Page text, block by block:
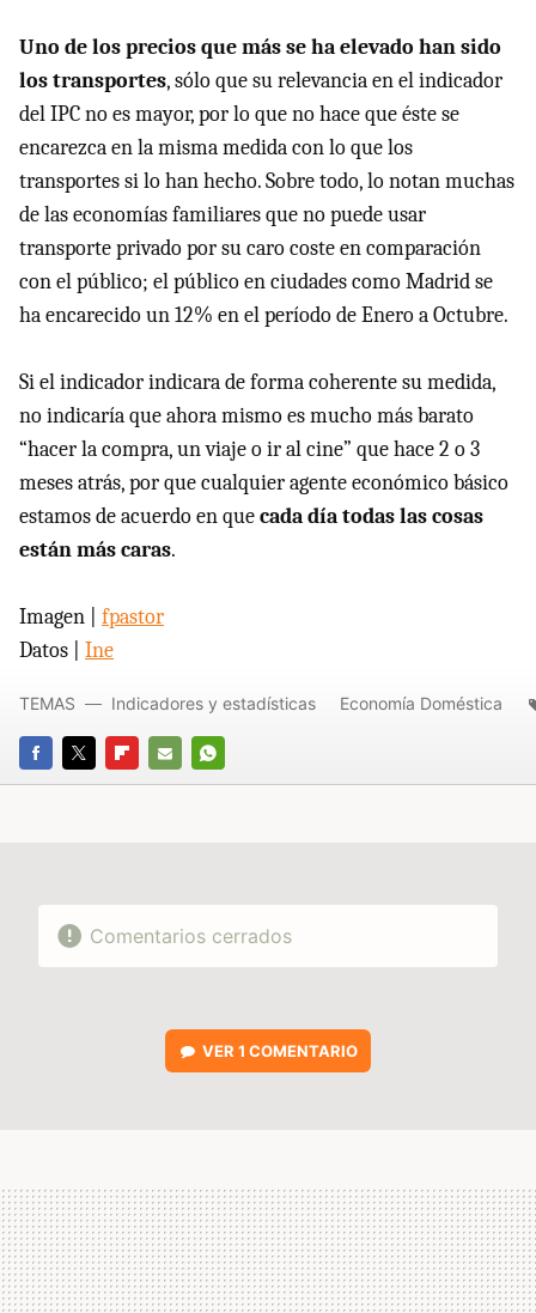
Uno de los precios que más se ha elevado han sido
los transportes, sólo que su relevancia en el indicador
delIPCno es mayor, por lo que no hace que éste se
encarezca en la misma medida con lo que los
transportes si lo han hecho. Sobre todo, lo notan muchas
de las economías familiares que no puede usar
transporte privado por su caro coste en comparación
con el público; el público en ciudades como Madrid se
ha encarecido un 12% en el período de Enero a Octubre.
Si el indicador indicara de forma coherente su medida,
no indicaría que ahora mismo es mucho más barato
“hacer la compra, un viaje o ir al cine” que hace 2 o 3
meses atrás, por que cualquier agente económico básico
estamos de acuerdo en quecada día todas las cosas
están más caras.
Imagen | fpastor
Datos | Ine
FACEBOOK
TWITTERFLIPBOARD
E-
WHATSAPP
TEMAS Indicadores y estadísticas Economía Doméstica
Comentarios cerrados
VER 1 COMENTARIO